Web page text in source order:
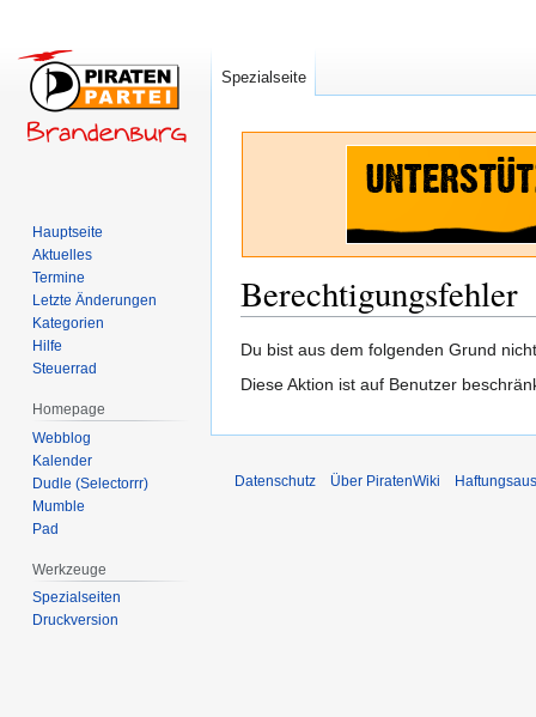
Berechtigungsfehler
Zur
Navigation
Zur
Suche
Du bist aus dem folgenden Grund
Diese Aktion ist auf Benutzer
Spezialseite
Hauptseite
Aktuelles
Termine
Letzte Änderungen
Kategorien
Hilfe
Steuerrad
Homepage
Webblog
Kalender
Dudle (Selectorrr)
Mumble
Pad
Werkzeuge
Spezialseiten
Druckversion
Datenschutz Über PiratenWiki